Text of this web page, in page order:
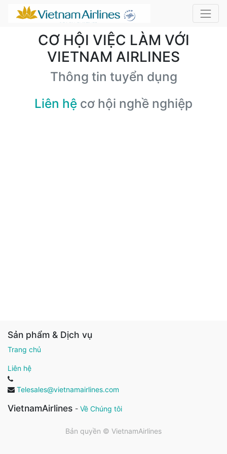
CƠ HỘI VIỆC LÀM VỚI
VIETNAM AIRLINES
Thông tin tuyển dụng
Liên hệ cơ hội nghề nghiệp
Sản phẩm & Dịch vụ
Trang chủ
Liên hệ
Telesales@vietnamairlines.com
VietnamAirlines - Về Chúng tôi
Bản quyền © VietnamAirlines